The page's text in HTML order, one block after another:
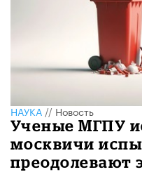
НАУКА//Новость
Ученые МГПУ
москвичи
преодолевают